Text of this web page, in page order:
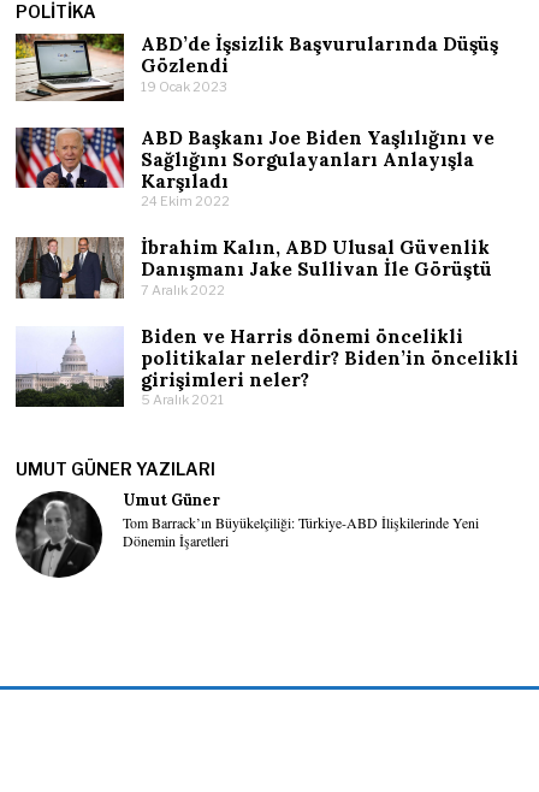
POLITIKA
ABD’de İşsizlik Başvurularında Düşüş
Gözlendi
19 Ocak 2023
ABD Başkanı Joe Biden Yaşlılığını ve
Sağlığını Sorgulayanları Anlayışla
Karşıladı
24 Ekim 2022
İbrahim Kalın, ABD Ulusal Güvenlik
Danışmanı Jake Sullivan İle Görüştü
7 Aralık 2022
Biden ve Harris dönemi öncelikli
politikalar nelerdir? Biden’in öncelikli
girişimleri neler?
5 Aralık 2021
UMUT GÜNER YAZILARI
Umut Güner
Tom Barrack’ın Büyükelçiliği: Türkiye-ABD İlişkilerinde Yeni
Dönemin İşaretleri